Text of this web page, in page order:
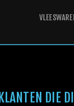
KLANTEN DIE